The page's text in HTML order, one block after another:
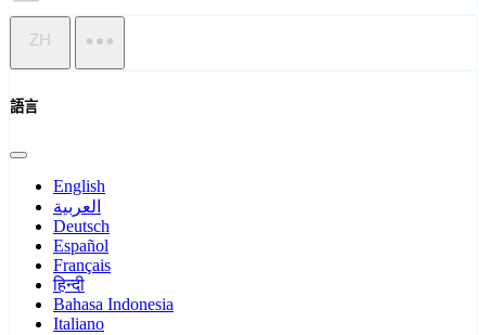
ZH
語言
English
العربية
Deutsch
Español
Français
हिन्दी
Bahasa Indonesia
Italiano